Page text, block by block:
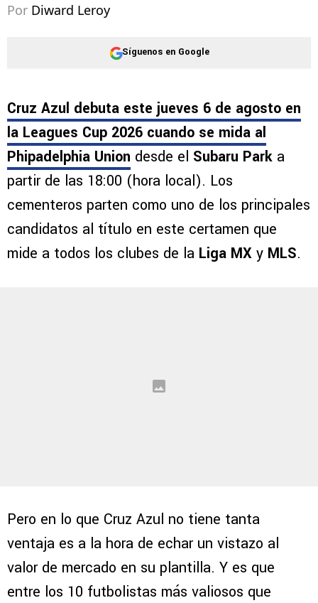
Por Diward Leroy
Síguenos en Google
Cruz Azul debuta este jueves 6 de agosto en
la Leagues Cup 2026 cuando se mida al
Phipadelphia Union desde el Subaru Park a
partir de las 18:00 (hora local). Los
cementeros parten como uno de los principales
candidatos al título en este certamen que
mide a todos los clubes de la Liga MX y MLS.
Pero en lo que Cruz Azul no tiene tanta
ventaja es a la hora de echar un vistazo al
valor de mercado en su plantilla. Y es que
entre los 10 futbolistas más valiosos que